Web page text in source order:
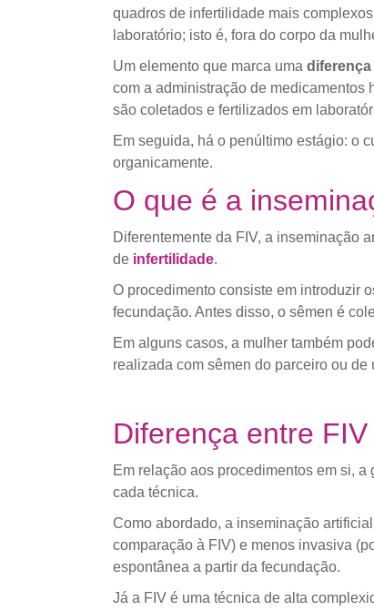
quadros de infertilidade mais
laboratório; isto é, fora do corpo da
Um elemento que marca uma diferença
com a administração de medicamentos
são coletados e fertilizados em
Em seguida, há o penúltimo estágio: o
organicamente.
O que é a
Diferentemente da FIV, a inseminação
de infertilidade.
O procedimento consiste em introduzir
fecundação. Antes disso, o sêmen é
Em alguns casos, a mulher também
realizada com sêmen do parceiro ou
Diferença entre
Em relação aos procedimentos em si, a
cada técnica.
Como abordado, a inseminação
comparação à FIV) e menos invasiva
espontânea a partir da fecundação.
Já a FIV é uma técnica de alta